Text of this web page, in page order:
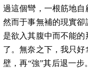
過這個彎，一根筋地自
然而于事無補的現實卻
是欲入其腹中而不能
了。無奈之下，我只
壁，再“強”其后退一